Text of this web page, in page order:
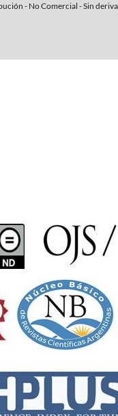
- No Comercial - Sin